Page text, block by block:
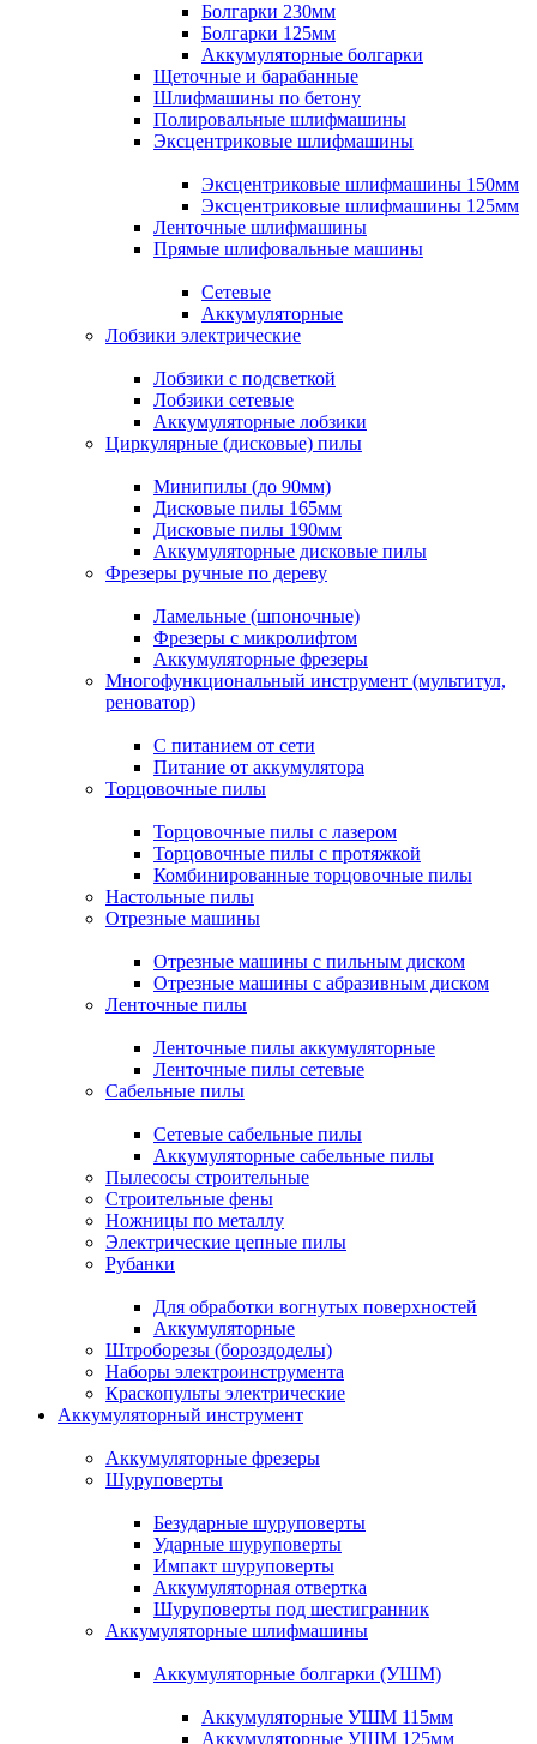
Болгарки 230мм
Болгарки 125мм
Аккумуляторные болгарки
Щеточные и барабанные
Шлифмашины по бетону
Полировальные шлифмашины
Эксцентриковые шлифмашины
Эксцентриковые шлифмашины 150мм
Эксцентриковые шлифмашины 125мм
Ленточные шлифмашины
Прямые шлифовальные машины
Сетевые
Аккумуляторные
Лобзики электрические
Лобзики с подсветкой
Лобзики сетевые
Аккумуляторные лобзики
Циркулярные (дисковые) пилы
Минипилы (до 90мм)
Дисковые пилы 165мм
Дисковые пилы 190мм
Аккумуляторные дисковые пилы
Фрезеры ручные по дереву
Ламельные (шпоночные)
Фрезеры с микролифтом
Аккумуляторные фрезеры
Многофункциональный инструмент (мультитул,
реноватор)
С питанием от сети
Питание от аккумулятора
Торцовочные пилы
Торцовочные пилы с лазером
Торцовочные пилы с протяжкой
Комбинированные торцовочные пилы
Настольные пилы
Отрезные машины
Отрезные машины с пильным диском
Отрезные машины с абразивным диском
Ленточные пилы
Ленточные пилы аккумуляторные
Ленточные пилы сетевые
Сабельные пилы
Сетевые сабельные пилы
Аккумуляторные сабельные пилы
Пылесосы строительные
Строительные фены
Ножницы по металлу
Электрические цепные пилы
Рубанки
Для обработки вогнутых поверхностей
Аккумуляторные
Штроборезы (бороздоделы)
Наборы электроинструмента
Краскопульты электрические
Аккумуляторный инструмент
Аккумуляторные фрезеры
Шуруповерты
Безударные шуруповерты
Ударные шуруповерты
Импакт шуруповерты
Аккумуляторная отвертка
Шуруповерты под шестигранник
Аккумуляторные шлифмашины
Аккумуляторные болгарки (УШМ)
Аккумуляторные УШМ 115мм
Аккумуляторные УШМ 125мм